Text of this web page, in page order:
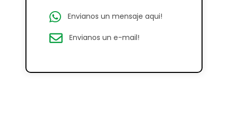
Envianos un mensaje aqui!
Envianos un e-mail!